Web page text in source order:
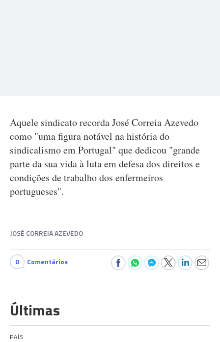
Aquele sindicato recorda José Correia Azevedo
como "uma figura notável na história do
sindicalismo em Portugal" que dedicou "grande
parte da sua vida à luta em defesa dos direitos e
condições de trabalho dos enfermeiros
portugueses".
JOSÉ CORREIA AZEVEDO
0 Comentários
Últimas
PAÍS